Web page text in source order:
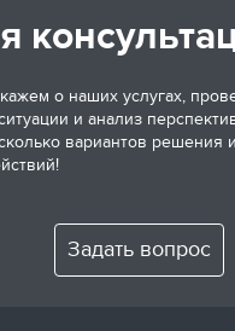
о наших услугах,
и анализ
вариантов решения
Задать вопрос